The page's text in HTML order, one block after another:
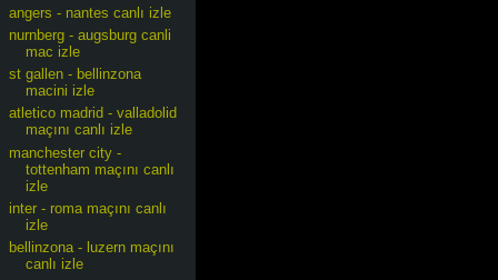
angers - nantes canlı izle
nurnberg - augsburg canli
mac izle
st gallen - bellinzona
macini izle
atletico madrid - valladolid
maçını canlı izle
manchester city -
tottenham maçını canlı
izle
inter - roma maçını canlı
izle
bellinzona - luzern maçını
canlı izle